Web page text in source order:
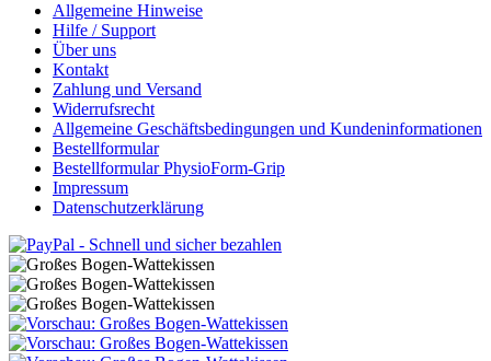
Allgemeine Hinweise
Hilfe / Support
Über uns
Kontakt
Zahlung und Versand
Widerrufsrecht
Allgemeine Geschäftsbedingungen und Kundeninformationen
Bestellformular
Bestellformular PhysioForm-Grip
Impressum
Datenschutzerklärung